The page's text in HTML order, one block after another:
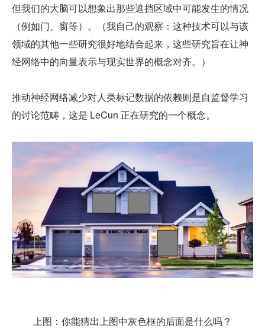
但我们的大脑可以想象出那些遮挡区域中可能发生的情况
（例如门、窗等）。（我自己的观察：这种技术可以与该
领域的其他一些研究很好地结合起来，这些研究旨在让神
经网络中的向量表示与现实世界的概念对齐。）
推动神经网络减少对人类标记数据的依赖则是自监督学习
的讨论范畴，这是 LeCun 正在研究的一个概念。
上图：你能猜出上图中灰色框的后面是什么吗？